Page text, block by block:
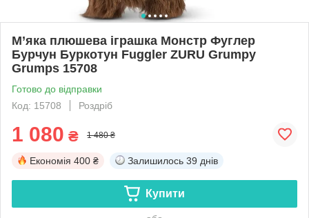
М’яка плюшева іграшка Монстр Фуглер
Бурчун Буркотун Fuggler ZURU Grumpy
Grumps 15708
Готово до відправки
Код: 15708
Роздріб
1 080 ₴ 1 480 ₴
Економія 400 ₴ Залишилось 39 днів
Купити